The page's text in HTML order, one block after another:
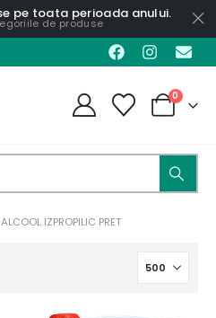
pe toata perioada anului.
de produse
0
ALCOOL IZPROPILIC PRET